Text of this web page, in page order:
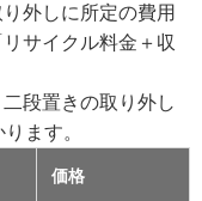
外しに所定の費用
サイクル料金＋収
段置きの取り外し
ます。
価格